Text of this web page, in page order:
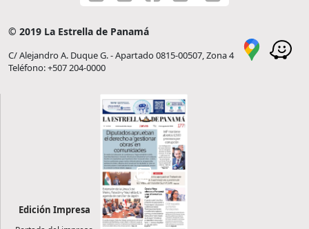
© 2019 La Estrella de Panamá
C/ Alejandro A. Duque G. - Apartado 0815-00507, Zona 4
Teléfono: +507 204-0000
Edición Impresa